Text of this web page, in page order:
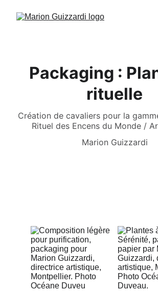
Packaging :
rituelle
Création de cavaliers pour la
Rituel des Encens du Monde /
Marion Guizzardi